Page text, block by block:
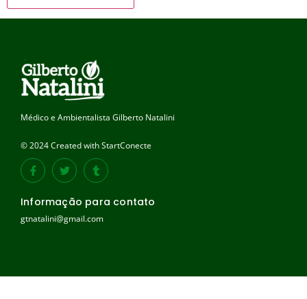
Médico e Ambientalista Gilberto Natalini
© 2024 Created with StartConecte
Informação para contato
gtnatalini@gmail.com